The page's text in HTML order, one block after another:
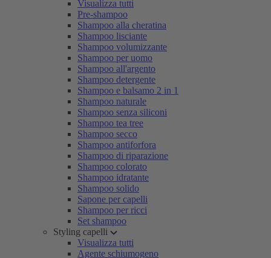
Visualizza tutti
Pre-shampoo
Shampoo alla cheratina
Shampoo lisciante
Shampoo volumizzante
Shampoo per uomo
Shampoo all'argento
Shampoo detergente
Shampoo e balsamo 2 in 1
Shampoo naturale
Shampoo senza siliconi
Shampoo tea tree
Shampoo secco
Shampoo antiforfora
Shampoo di riparazione
Shampoo colorato
Shampoo idratante
Shampoo solido
Sapone per capelli
Shampoo per ricci
Set shampoo
Styling capelli
Visualizza tutti
Agente schiumogeno